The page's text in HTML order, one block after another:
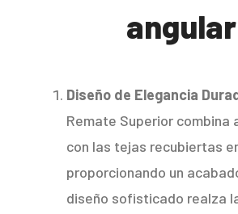
angular
Diseño de Elegancia
Remate Superior combina
con las tejas recubiertas
proporcionando un
diseño sofisticado realza